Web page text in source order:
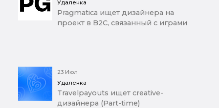
Удаленка
Pragmatica ищет дизайнера на
проект в B2C, связанный с играми
23 Июл
Удаленка
Travelpayouts ищет creative-
дизайнера (Part-time)